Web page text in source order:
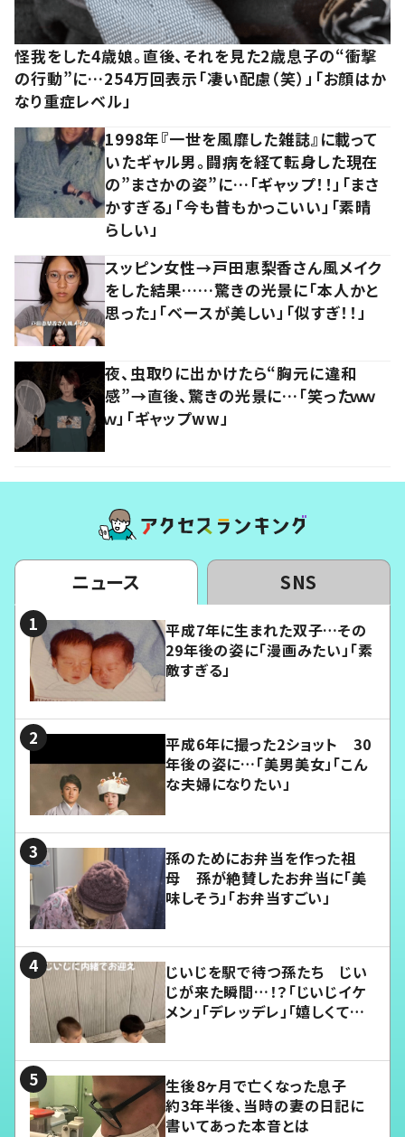
怪我をした4歳娘。直後、それを見た2歳息子の“衝撃
の行動”に…254万回表示「凄い配慮（笑）」「お顔はか
なり重症レベル」
1998年『一世を風靡した雑誌』に載って
いたギャル男。闘病を経て転身した現在
の”まさかの姿”に…「ギャップ！！」「まさ
かすぎる」「今も昔もかっこいい」「素晴
らしい」
スッピン女性→戸田恵梨香さん風メイク
をした結果……驚きの光景に「本人かと
思った」「ベースが美しい」「似すぎ！！」
夜、虫取りに出かけたら“胸元に違和
感”→直後、驚きの光景に…「笑ったｗｗ
ｗ」「ギャップww」
ニュース SNS
平成7年に生まれた双子…その
29年後の姿に「漫画みたい」「素
敵すぎる」
平成6年に撮った2ショット 30
年後の姿に…「美男美女」「こん
な夫婦になりたい」
孫のためにお弁当を作った祖
母 孫が絶賛したお弁当に「美
味しそう」「お弁当すごい」
じいじを駅で待つ孫たち じい
じが来た瞬間…！？「じいじイケ
メン」「デレッデレ」「嬉しくて可
生後8ヶ月で亡くなった息子
約3年半後、当時の妻の日記に
書いてあった本音とは